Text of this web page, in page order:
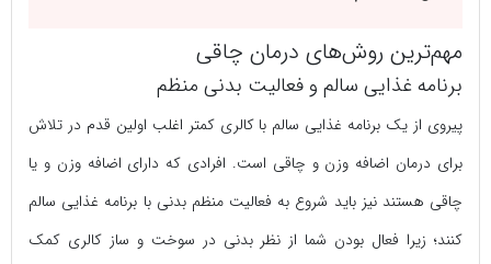
مهم‌ترین روش‌های درمان چاقی
برنامه غذایی سالم و فعالیت بدنی منظم
پیروی از یک برنامه غذایی سالم با کالری کمتر اغلب اولین قدم در تلاش
برای درمان اضافه وزن و چاقی است. افرادی که دارای اضافه وزن و یا
چاقی هستند نیز باید شروع به فعالیت منظم بدنی با برنامه غذایی سالم
کنند؛ زیرا فعال بودن شما‌ از نظر بدنی در سوخت و ساز کالری کمک